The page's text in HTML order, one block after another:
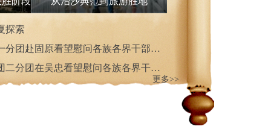
探索
汪洋率中央代表团一分团赴固原看望慰问各族各界干部群众
孙春兰率中央代表团二分团在吴忠看望慰问各族各界干部群众
更多>>